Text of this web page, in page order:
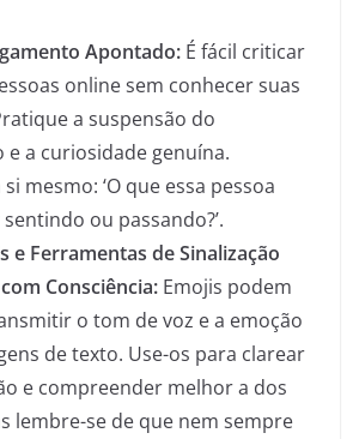
Apontado: É fácil criticar
online sem conhecer suas
a suspensão do
e a curiosidade genuína.
mesmo: ‘O que essa pessoa
ou passando?’.
e Ferramentas de Sinalização
Consciência: Emojis podem
o tom de voz e a emoção
de texto. Use-os para clarear
e compreender melhor a dos
lembre-se de que nem sempre